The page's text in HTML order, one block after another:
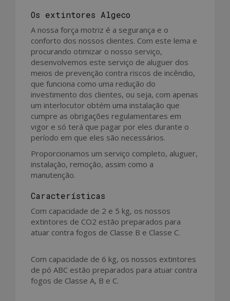
Os extintores Algeco
A nossa força motriz é a segurança e o
conforto dos nossos clientes. Com este lema e
procurando otimizar o nosso serviço,
desenvolvemos este serviço de aluguer dos
meios de prevenção contra riscos de incêndio,
que funciona como uma redução do
investimento dos clientes, ou seja, com apenas
um interlocutor obtém uma instalação que
cumpre as obrigações regulamentares em
vigor e só terá que pagar por eles durante o
período em que eles são necessários.
Proporcionamos um serviço completo, aluguer,
instalação, remoção, assim como a
manutenção.
Características
Com capacidade de 2 e 5 kg, os nossos
extintores de CO2 estão preparados para
atuar contra fogos de Classe B e Classe C.
Com capacidade de 6 kg, os nossos extintores
de pó ABC estão preparados para atuar contra
fogos de Classe A, B e C.